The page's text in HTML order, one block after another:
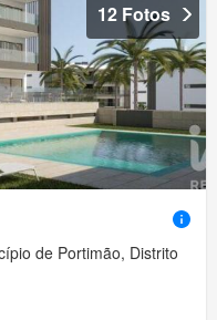
12 Fotos
de Portimão, Distrito